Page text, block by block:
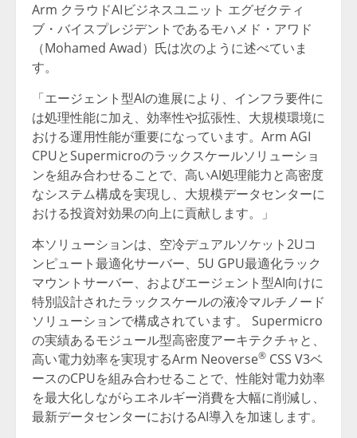
Arm クラウドAIビジネスユニット エグゼクティ
ブ・バイスプレジデントであるモハメド・アワド
（Mohamed Awad）氏は次のように述べていま
す。
「エージェント型AIの進展により、インフラ要件に
は処理性能に加え、効率性や拡張性、大規模環境に
おける運用性能が重要になっています。Arm AGI
CPUとSupermicroのラックスケールソリューショ
ンを組み合わせることで、高いAI処理能力と高密度
なシステム構成を実現し、大規模データセンターに
おける投資対効果の向上に貢献します。」
本ソリューションは、空冷デュアルソケット2Uコ
ンピュート最適化サーバー、5U GPU最適化ラック
マウントサーバー、およびエージェント型AI向けに
特別設計されたラックスケールの液冷マルチノード
ソリューションで構成されています。 Supermicro
の実績あるモジュール型高密度アーキテクチャと、
高い電力効率を実現するArm Neoverse® CSS V3ベ
ースのCPUを組み合わせることで、性能対電力効率
を最大化しながらエネルギー消費を大幅に削減し、
最新データセンターにおけるAI導入を加速します。